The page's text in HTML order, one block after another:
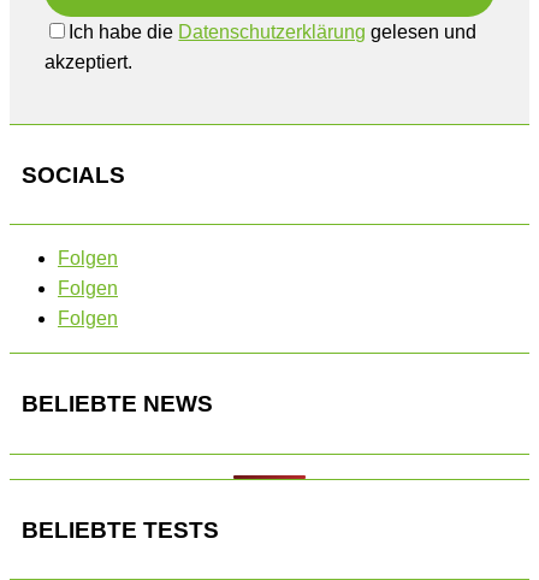
Ich habe die Datenschutzerklärung gelesen und
akzeptiert.
SOCIALS
Folgen
Folgen
Folgen
BELIEBTE NEWS
BELIEBTE TESTS